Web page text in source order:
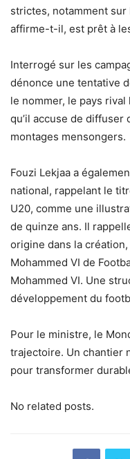
strictes, notamment
affirme-t-il, est prêt à
Interrogé sur les
dénonce une tentative
le nommer, le pays
qu’il accuse de
montages mensongers.
Fouzi Lekjaa a
national, rappelant le
U20, comme une
de quinze ans. Il
origine dans la création,
Mohammed VI de
Mohammed VI. Une
développement du
Pour le ministre, le
trajectoire. Un chantier
pour transformer
No related posts.